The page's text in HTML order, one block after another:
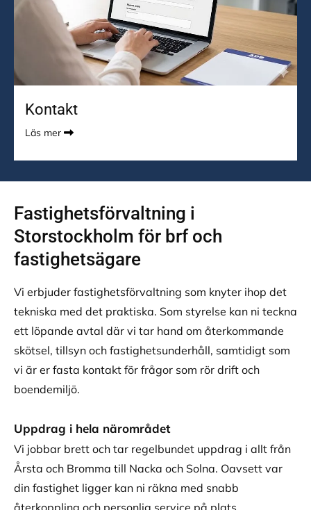
Kontakt
Läs mer 
Fastighetsförvaltning i
Storstockholm för brf och
fastighetsägare
Vi erbjuder fastighetsförvaltning som knyter ihop det
tekniska med det praktiska. Som styrelse kan ni teckna
ett löpande avtal där vi tar hand om återkommande
skötsel, tillsyn och fastighetsunderhåll, samtidigt som
vi är er fasta kontakt för frågor som rör drift och
boendemiljö.
Uppdrag i hela närområdet
Vi jobbar brett och tar regelbundet uppdrag i allt från
Årsta och Bromma till Nacka och Solna. Oavsett var
din fastighet ligger kan ni räkna med snabb